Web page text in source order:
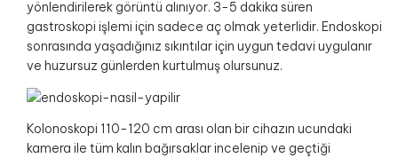
yönlendirilerek görüntü alınıyor. 3-5 dakika süren
gastroskopi işlemi için sadece aç olmak yeterlidir. Endoskopi
sonrasında yaşadığınız sıkıntılar için uygun tedavi uygulanır
ve huzursuz günlerden kurtulmuş olursunuz.
Kolonoskopi 110-120 cm arası olan bir cihazın ucundaki
kamera ile tüm kalın bağırsaklar incelenip ve geçtiği